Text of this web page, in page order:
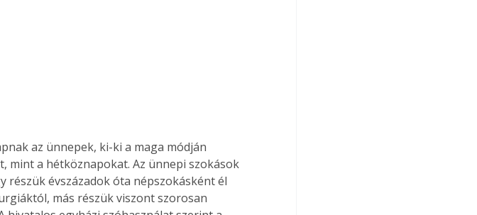
az ünnepek, ki-ki a maga módján
mint a hétköznapokat. Az ünnepi szokások
részük évszázadok óta népszokásként él
más részük viszont szorosan